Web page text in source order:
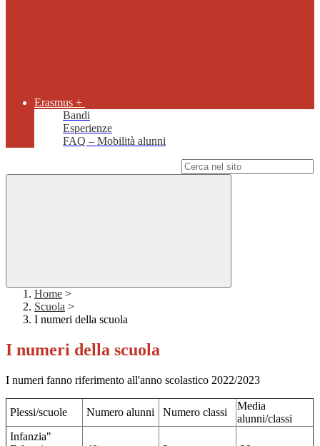
Erasmus +
Bandi
Esperienze
FAQ – Mobilità alunni
Home >
Scuola >
I numeri della scuola
I numeri della scuola
I numeri fanno riferimento all'anno scolastico 2022/2023
Plessi/scuole Numero alunni Numero classi
Media
alunni/classi
Infanzia"